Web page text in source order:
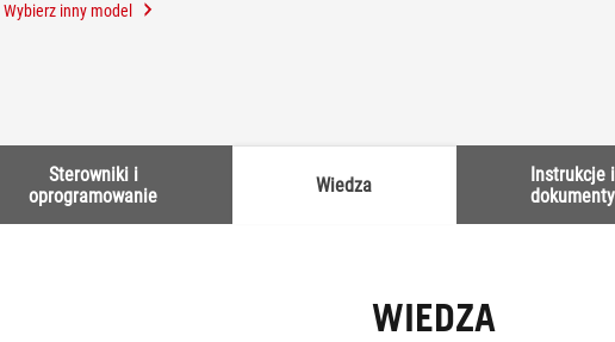
Wybierz inny model
Sterowniki i
oprogramowanie
Wiedza
Instrukcje i
dokumenty
WIEDZA